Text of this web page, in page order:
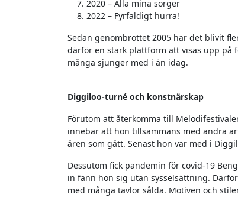
2020 – Alla mina sorger
2022 – Fyrfaldigt hurra!
Sedan genombrottet 2005 har det blivit
därför en stark plattform att visas upp på
många sjunger med i än idag.
Diggiloo-turné och konstnärskap
Förutom att återkomma till
innebär att hon tillsammans med andra
åren som gått. Senast hon var med i
Dessutom fick pandemin för covid-19
in fann hon sig utan sysselsättning.
med många tavlor sålda. Motiven och